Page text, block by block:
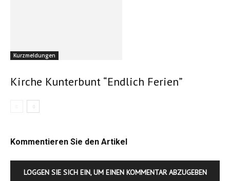
Kurzmeldungen
Kirche Kunterbunt “Endlich Ferien”
Kommentieren Sie den Artikel
LOGGEN SIE SICH EIN, UM EINEN KOMMENTAR ABZUGEBEN